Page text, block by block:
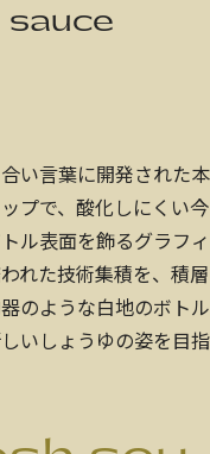
sauce
い言葉に開発された本
プで、酸化しにくい今
ル表面を飾るグラフィ
れた技術集積を、積層
のような白地のボトル
いしょうゆの姿を目指